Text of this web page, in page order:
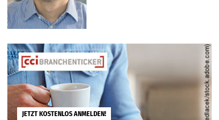
JETZT KOSTENLOS ANMELDEN!